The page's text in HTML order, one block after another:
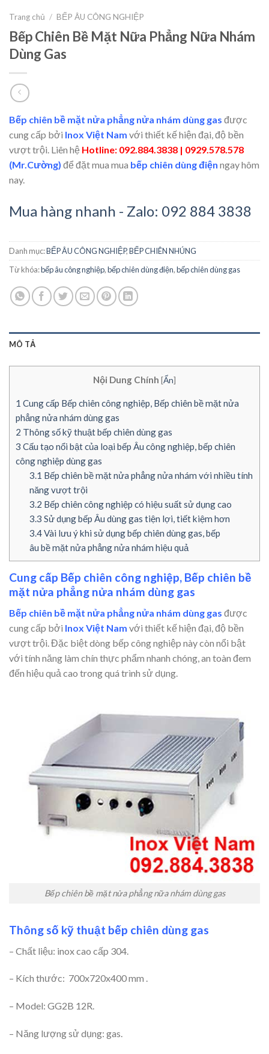
Trang chủ / BẾP ÂU CÔNG NGHIỆP
Bếp Chiên Bề Mặt Nữa Phẳng Nữa Nhám
Dùng Gas
Bếp chiên bề mặt nửa phẳng nửa nhám dùng gas được
cung cấp bởi Inox Việt Nam với thiết kế hiện đại, độ bền
vượt trội. Liên hệ Hotline: 092.884.3838 | 0929.578.578
(Mr.Cường) để đặt mua mua bếp chiên dùng điện ngay hôm
nay.
Mua hàng nhanh - Zalo: 092 884 3838
Danh mục:BẾP ÂU CÔNG NGHIỆP,BẾP CHIÊN NHÚNG
Từ khóa:bếp âu công nghiệp,bếp chiên dùng điện,bếp chiên dùng gas
MÔ TẢ
Nội Dung Chính [Ẩn]
1 Cung cấp Bếp chiên công nghiệp, Bếp chiên bề mặt nửa
phẳng nửa nhám dùng gas
2 Thông số kỹ thuật bếp chiên dùng gas
3 Cấu tạo nổi bật của loại bếp Âu công nghiệp, bếp chiên
công nghiệp dùng gas
3.1 Bếp chiên bề mặt nửa phẳng nửa nhám với nhiều tính
năng vượt trội
3.2 Bếp chiên công nghiệp có hiệu suất sử dụng cao
3.3 Sử dụng bếp Âu dùng gas tiện lợi, tiết kiệm hơn
3.4Vài lưu ý khi sử dụng bếp chiên dùng gas, bếp
âu bề mặt nửa phẳng nửa nhám hiệu quả
Cung cấp Bếp chiên công nghiệp, Bếp chiên bề
mặt nửa phẳng nửa nhám dùng gas
Bếp chiên bề mặt nửa phẳng nửa nhám dùng gas được
cung cấp bởi Inox Việt Nam với thiết kế hiện đại, độ bền
vượt trội. Đặc biệt dòng bếp công nghiệp này còn nổi bật
với tính năng làm chín thực phẩm nhanh chóng, an toàn đem
đến hiệu quả cao trong quá trình sử dụng.
Bếp chiên bề mặt nửa phẳng nữa nhám dùng gas
Thông số kỹ thuật bếp chiên dùng gas
– Chất liệu: inox cao cấp 304.
– Kích thước: 700x720x400 mm .
– Model: GG2B 12R.
– Năng lượng sử dụng: gas.